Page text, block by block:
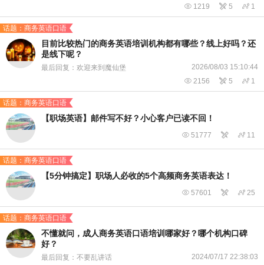
 1219  5  1
话题：商务英语口语
目前比较热门的商务英语培训机构都有哪些？线上好吗？还
是线下呢？
最后回复：欢迎来到魔仙堡 2026/08/03 15:10:44
 2156  5  1
话题：商务英语口语
【职场英语】邮件写不好？小心客户已读不回！
 51777   11
话题：商务英语口语
【5分钟搞定】职场人必收的5个高频商务英语表达！
 57601   25
话题：商务英语口语
不懂就问，成人商务英语口语培训哪家好？哪个机构口碑
好？
最后回复：不要乱讲话 2024/07/17 22:38:03